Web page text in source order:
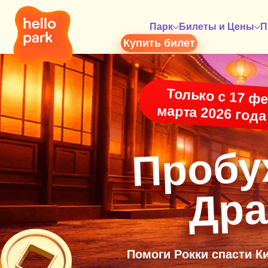
Парк Билеты и Цены
Купить билет
Только с 17
марта 2026
Помоги Рокки спасти